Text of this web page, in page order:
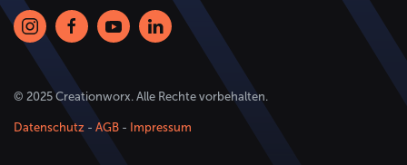
© 2025 Creationworx. Alle Rechte vorbehalten.
Datenschutz - AGB - Impressum